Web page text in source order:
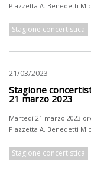
Piazzetta A. Benedetti
Stagione concertistica
21/03/2023
Stagione
21 marzo 2023
Martedì 21 marzo 2023
Piazzetta A. Benedetti
Stagione concertistica